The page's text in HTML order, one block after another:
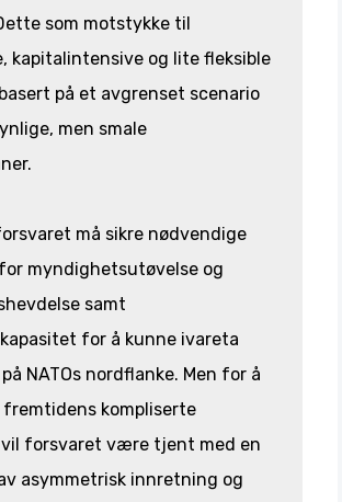
som motstykke til
kapitalintensive og lite fleksible
på et avgrenset scenario
men smale
må sikre nødvendige
myndighetsutøvelse og
samt
for å kunne ivareta
NATOs nordflanke. Men for å
kompliserte
forsvaret være tjent med en
asymmetrisk innretning og